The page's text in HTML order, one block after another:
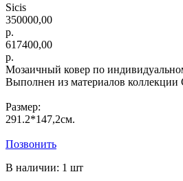
Sicis
350000,00
р.
617400,00
р.
Мозаичный ковер по
Выполнен из материалов коллекции
Размер:
291.2*147,2см.
Позвонить
В наличии: 1 шт